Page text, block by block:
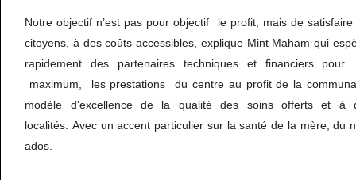
Notre objectif n’est pas pour objectif le profit, mais de
citoyens, à des coûts accessibles, explique Mint Maham qui
rapidement des partenaires techniques et financiers
maximum, les prestations du centre au profit de la
modèle d'excellence de la qualité des soins offerts et à
localités. Avec un accent particulier sur la santé de la mère, du
ados.